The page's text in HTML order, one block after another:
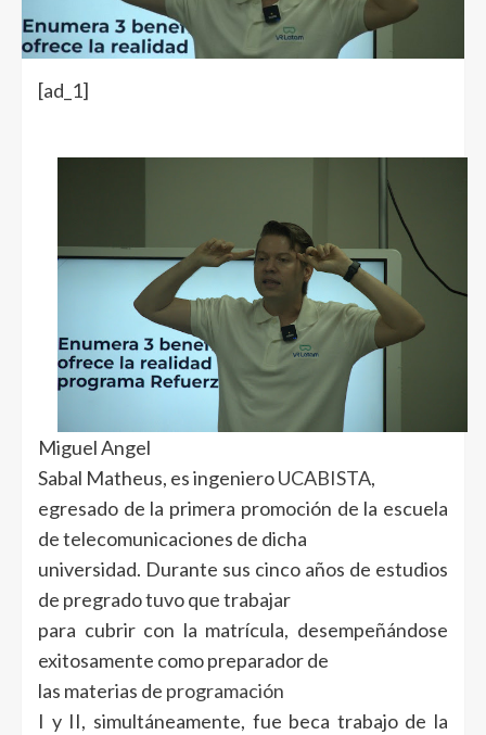
[ad_1]
Miguel Angel
Sabal Matheus, es ingenieroUCABISTA,
egresado de la primera promoción de la escuela
de telecomunicaciones de dicha
universidad. Durante sus cinco años de estudios
de pregrado tuvo que trabajar
para cubrir con la matrícula, desempeñándose
exitosamente como preparador de
las materias de programación
I y II, simultáneamente, fue beca trabajo de la